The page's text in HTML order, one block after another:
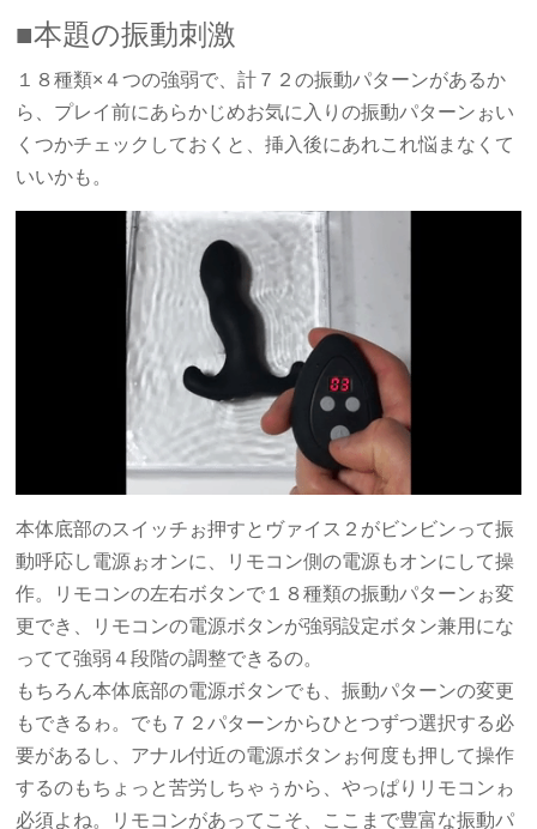
■本題の振動刺激
１８種類×４つの強弱で、計７２の振動パターンがあるか
ら、プレイ前にあらかじめお気に入りの振動パターンぉい
くつかチェックしておくと、挿入後にあれこれ悩まなくて
いいかも。
本体底部のスイッチぉ押すとヴァイス２がビンビンって振
動呼応し電源ぉオンに、リモコン側の電源もオンにして操
作。リモコンの左右ボタンで１８種類の振動パターンぉ変
更でき、リモコンの電源ボタンが強弱設定ボタン兼用にな
ってて強弱４段階の調整できるの。
もちろん本体底部の電源ボタンでも、振動パターンの変更
もできるゎ。でも７２パターンからひとつずつ選択する必
要があるし、アナル付近の電源ボタンぉ何度も押して操作
するのもちょっと苦労しちゃぅから、やっぱりリモコンゎ
必須よね。リモコンがあってこそ、ここまで豊富な振動パ